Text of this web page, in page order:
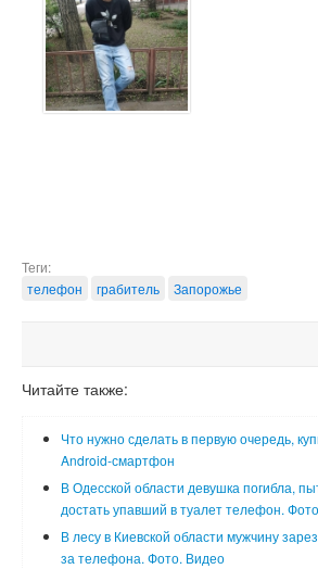
Теги:
телефон
грабитель Запорожье
Читайте также:
Что нужно сделать в первую очередь,
Android-смартфон
В Одесской области девушка погибла,
достать упавший в туалет телефон.
В лесу в Киевской области мужчину
за телефона. Фото. Видео